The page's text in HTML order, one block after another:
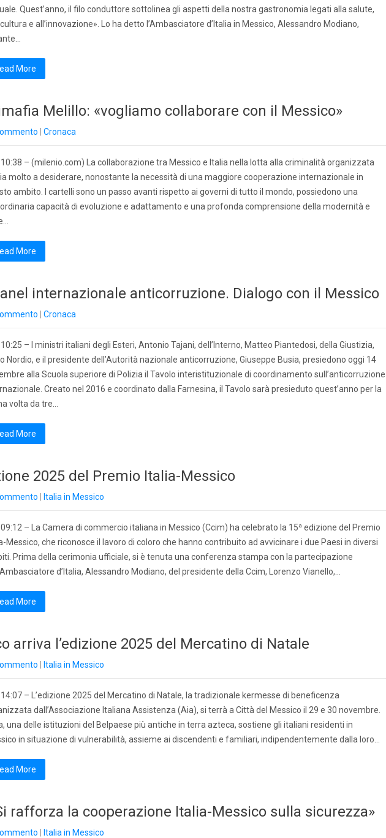
Quest’anno, il filo conduttore sottolinea gli aspetti della nostra gastronomia legati alla salute,
e all’innovazione». Lo ha detto l’Ambasciatore d’Italia in Messico, Alessandro Modiano,
More
Melillo: «vogliamo collaborare con il Messico»
Cronaca
– (milenio.com) La collaborazione tra Messico e Italia nella lotta alla criminalità organizzata
molto a desiderare, nonostante la necessità di una maggiore cooperazione internazionale in
ambito. I cartelli sono un passo avanti rispetto ai governi di tutto il mondo, possiedono una
capacità di evoluzione e adattamento e una profonda comprensione della modernità e
More
internazionale anticorruzione. Dialogo con il Messico
Cronaca
– I ministri italiani degli Esteri, Antonio Tajani, dell’Interno, Matteo Piantedosi, della Giustizia,
Nordio, e il presidente dell’Autorità nazionale anticorruzione, Giuseppe Busia, presiedono oggi 14
alla Scuola superiore di Polizia il Tavolo interistituzionale di coordinamento sull’anticorruzione
Creato nel 2016 e coordinato dalla Farnesina, il Tavolo sarà presieduto quest’anno per la
volta da tre…
More
2025 del Premio Italia-Messico
Italia in Messico
– La Camera di commercio italiana in Messico (Ccim) ha celebrato la 15ª edizione del Premio
Messico, che riconosce il lavoro di coloro che hanno contribuito ad avvicinare i due Paesi in diversi
Prima della cerimonia ufficiale, si è tenuta una conferenza stampa con la partecipazione
d’Italia, Alessandro Modiano, del presidente della Ccim, Lorenzo Vianello,…
More
arriva l’edizione 2025 del Mercatino di Natale
Italia in Messico
– L’edizione 2025 del Mercatino di Natale, la tradizionale kermesse di beneficenza
dall’Associazione Italiana Assistenza (Aia), si terrà a Città del Messico il 29 e 30 novembre.
una delle istituzioni del Belpaese più antiche in terra azteca, sostiene gli italiani residenti in
in situazione di vulnerabilità, assieme ai discendenti e familiari, indipendentemente dalla loro…
More
rafforza la cooperazione Italia-Messico sulla sicurezza»
Italia in Messico